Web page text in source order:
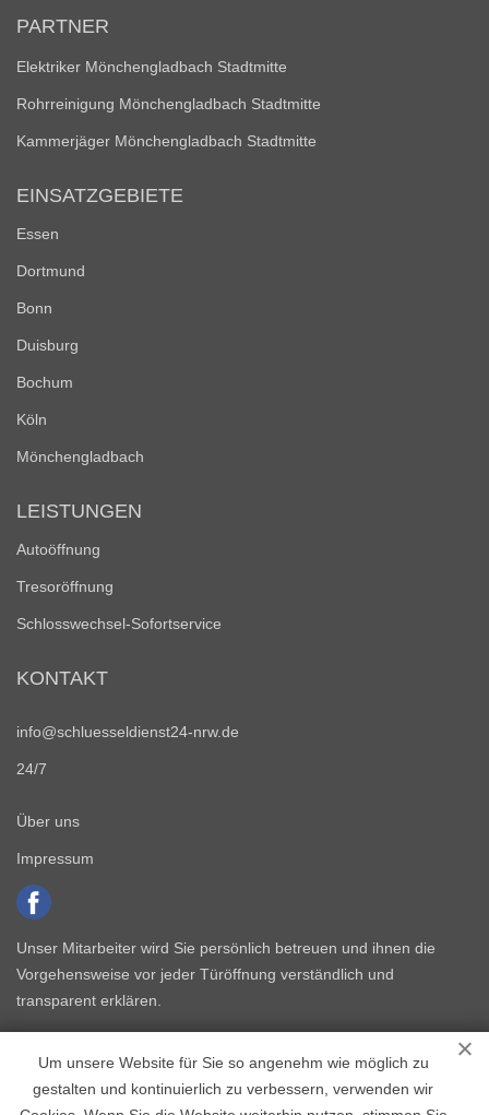
Um unsere Website für Sie so angenehm wie möglich zu
gestalten und kontinuierlich zu verbessern, verwenden wir
PARTNER
Elektriker Mönchengladbach Stadtmitte
Rohrreinigung Mönchengladbach Stadtmitte
Kammerjäger Mönchengladbach Stadtmitte
EINSATZGEBIETE
Essen
Dortmund
Bonn
Duisburg
Bochum
Köln
Mönchengladbach
LEISTUNGEN
Autoöffnung
Tresoröffnung
Schlosswechsel-Sofortservice
KONTAKT
info@schluesseldienst24-nrw.de
24/7
Über uns
Impressum
Unser Mitarbeiter wird Sie persönlich betreuen und ihnen die
Vorgehensweise vor jeder Türöffnung verständlich und
transparent erklären.